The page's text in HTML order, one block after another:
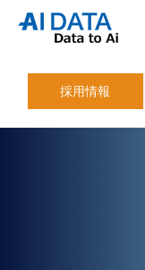
採用情報